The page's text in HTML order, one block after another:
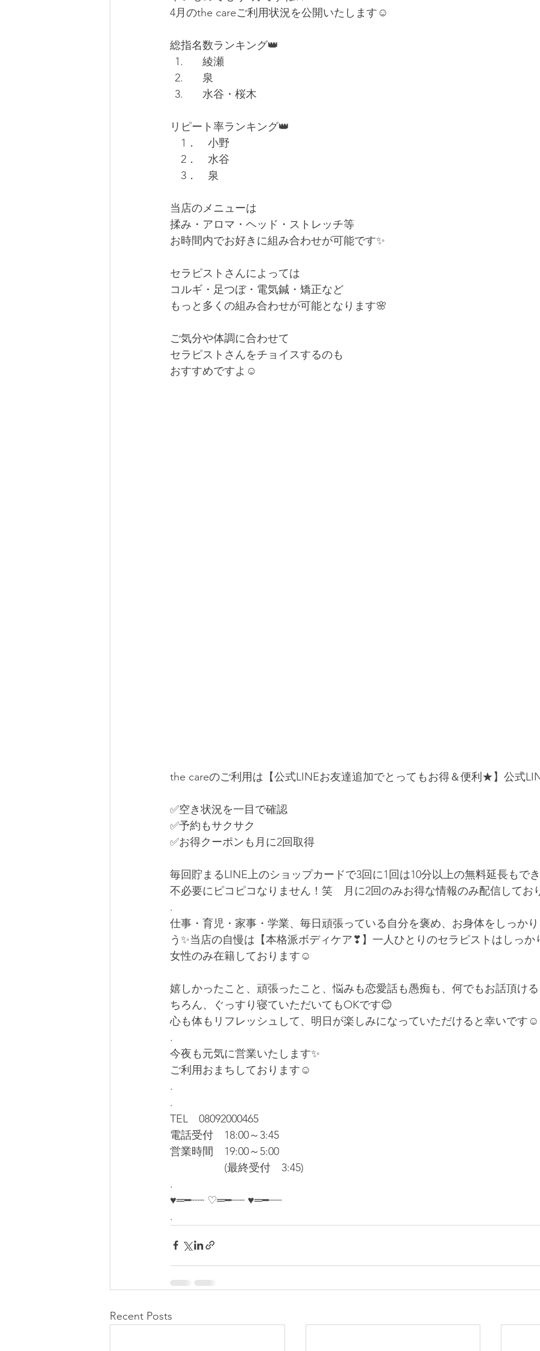
4月のthe careご利用状況を公開いたします☺
総指名数ランキング👑
綾瀬
泉
水谷・桜木
リピート率ランキング👑
1．　小野
2．　水谷
3．　泉
当店のメニューは
揉み・アロマ・ヘッド・ストレッチ等
お時間内でお好きに組み合わせが可能です✨
セラピストさんによっては
コルギ・足つぼ・電気鍼・矯正など
もっと多くの組み合わせが可能となります🌸
ご気分や体調に合わせて
セラピストさんをチョイスするのも
おすすめですよ☺
the careのご利用は【公式LINEお友達追加でとってもお得＆便利★】公式
✅空き状況を一目で確認
✅予約もサクサク
✅お得クーポンも月に2回取得
毎回貯まるLINE上のショップカードで3回に1回は10分以上の無料延長もで
不必要にピコピコなりません！笑　月に2回のみお得な情報のみ配信してお
.
仕事・育児・家事・学業、毎日頑張っている自分を褒め、お身体をしっか
う✨当店の自慢は【本格派ボディケア❣】一人ひとりのセラピストはしっか
女性のみ在籍しております☺
嬉しかったこと、頑張ったこと、悩みも恋愛話も愚痴も、何でもお話頂ける
ちろん、ぐっすり寝ていただいてもOKです😊
心も体もリフレッシュして、明日が楽しみになっていただけると幸いです☺
.
今夜も元気に営業いたします✨
ご利用おまちしております☺
.
.
TEL　08092000465
電話受付　18:00～3:45
営業時間　19:00～5:00
​　　　　　(最終受付　3:45)​
.
♥═━┈┈ ♡═━┈┈ ♥═━┈┈
.
Recent Posts